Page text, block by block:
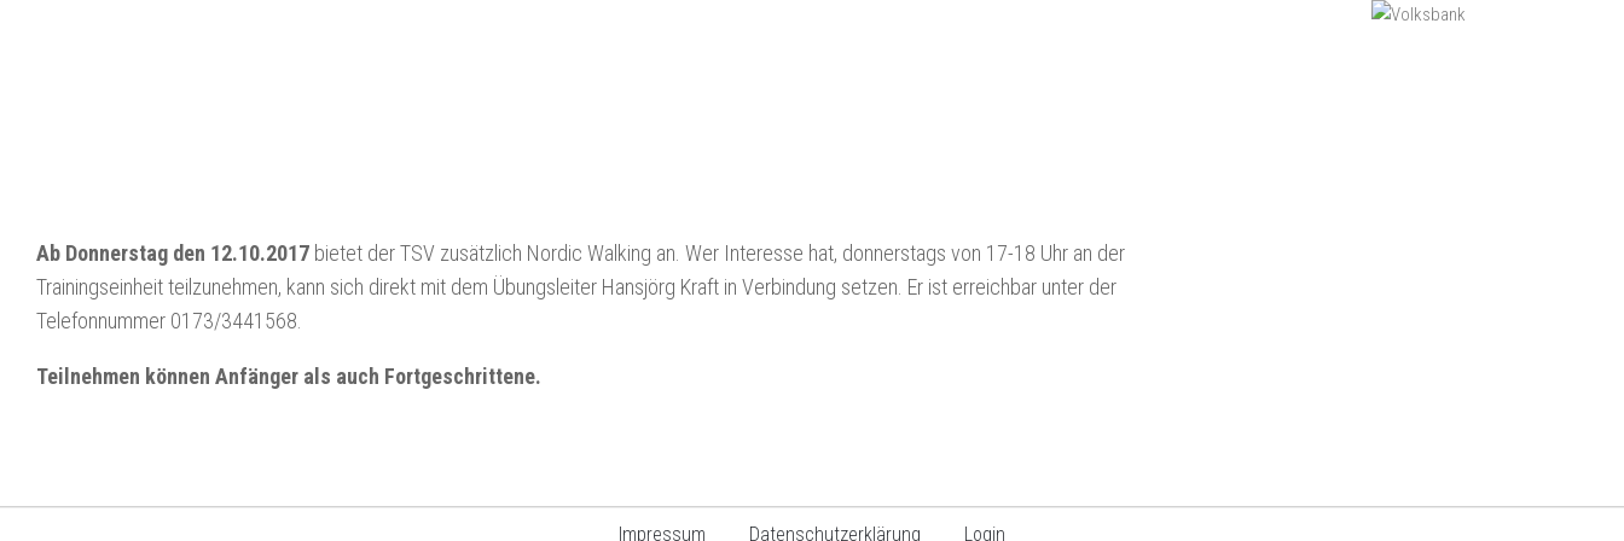
Ab Donnerstag den 12.10.2017 bietet der TSV zusätzlich Nordic Walking an. Wer Interesse hat, donnerstags von 17-18 Uhr an der
Trainingseinheit teilzunehmen, kann sich direkt mit dem Übungsleiter Hansjörg Kraft in Verbindung setzen. Er ist erreichbar unter der
Telefonnummer 0173/3441568.
Teilnehmen können Anfänger als auch Fortgeschrittene.
Impressum Datenschutzerklärung Login